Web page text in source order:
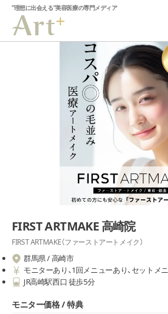
”理想に出会える”美容医療の専門メディア
FIRST ARTMAKE ⾼崎院
FIRST ARTMAKE（ファーストアートメイク）
群馬県 / 高崎市
モニターあり、1回メニューあり、セットメ
JR⾼崎駅⻄⼝ 徒歩5分
モニター価格 / 特典